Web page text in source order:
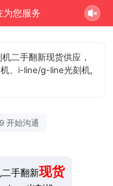
为您服务
二手翻新现货供应，
、i-line/g-line光刻机,
开始沟通
手翻新现货